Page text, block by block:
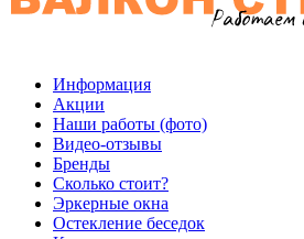
Информация
Акции
Наши работы (фото)
Видео-отзывы
Бренды
Сколько стоит?
Эркерные окна
Остекление беседок